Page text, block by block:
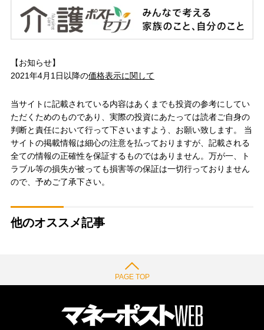
【お知らせ】
2021年4月1日以降の価格表示に関して
当サイトに記載されている内容はあくまでも投資の参考にしてい
ただくためのものであり、実際の投資にあたっては読者ご自身の
判断と責任において行って下さいますよう、お願い致します。 当
サイトの掲載情報は細心の注意を払っておりますが、記載される
全ての情報の正確性を保証するものではありません。万が一、ト
ラブル等の損失が被っても損害等の保証は一切行っておりません
ので、予めご了承下さい。
他のオススメ記事
PAGE TOP